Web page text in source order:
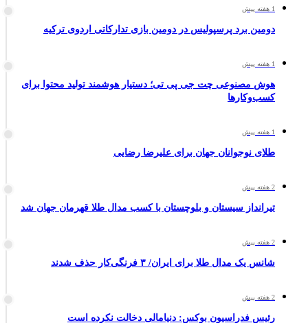
1 هفته پیش
دومین برد پرسپولیس در دومین بازی تدارکاتی اردوی ترکیه
1 هفته پیش
هوش مصنوعی چت جی پی تی؛ دستیار هوشمند تولید محتوا برای
کسب‌وکارها
1 هفته پیش
طلای نوجوانان جهان برای علیرضا رضایی
2 هفته پیش
تیرانداز سیستان و بلوچستان با کسب مدال طلا قهرمان جهان شد
2 هفته پیش
شانس یک مدال طلا برای ایران/ ۳ فرنگی‌کار حذف شدند
2 هفته پیش
رئیس فدراسیون بوکس: دنیامالی دخالت نکرده است